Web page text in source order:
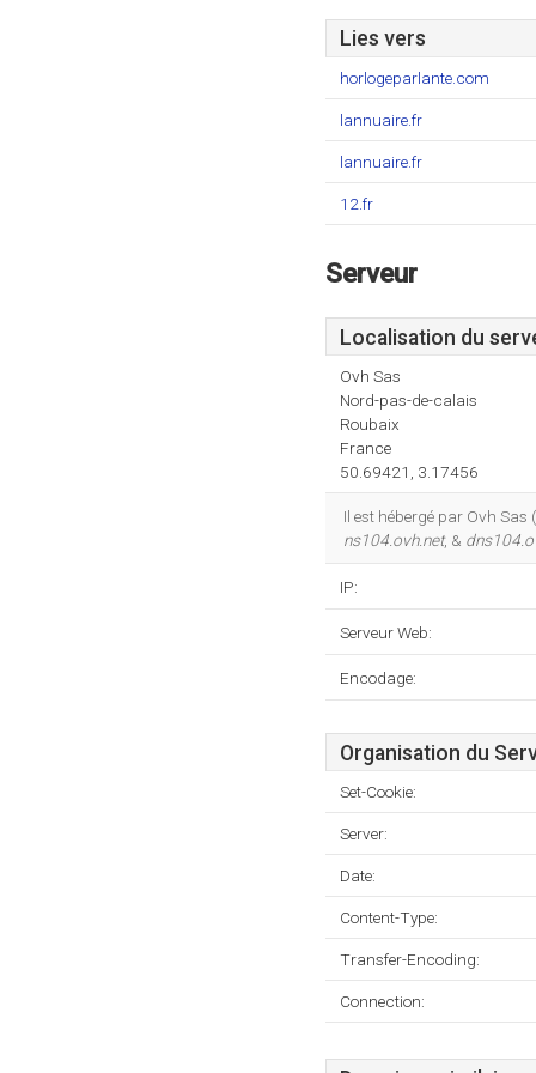
Lies vers
horlogeparlante.com
lannuaire.fr
lannuaire.fr
12.fr
Serveur
Localisation du
Ovh Sas
Nord-pas-de-calais
Roubaix
France
50.69421, 3.17456
Il est hébergé par Ovh
ns104.ovh.net, &
IP:
Serveur Web:
Encodage:
Organisation du
Set-Cookie:
Server:
Date:
Content-Type:
Transfer-Encoding:
Connection: